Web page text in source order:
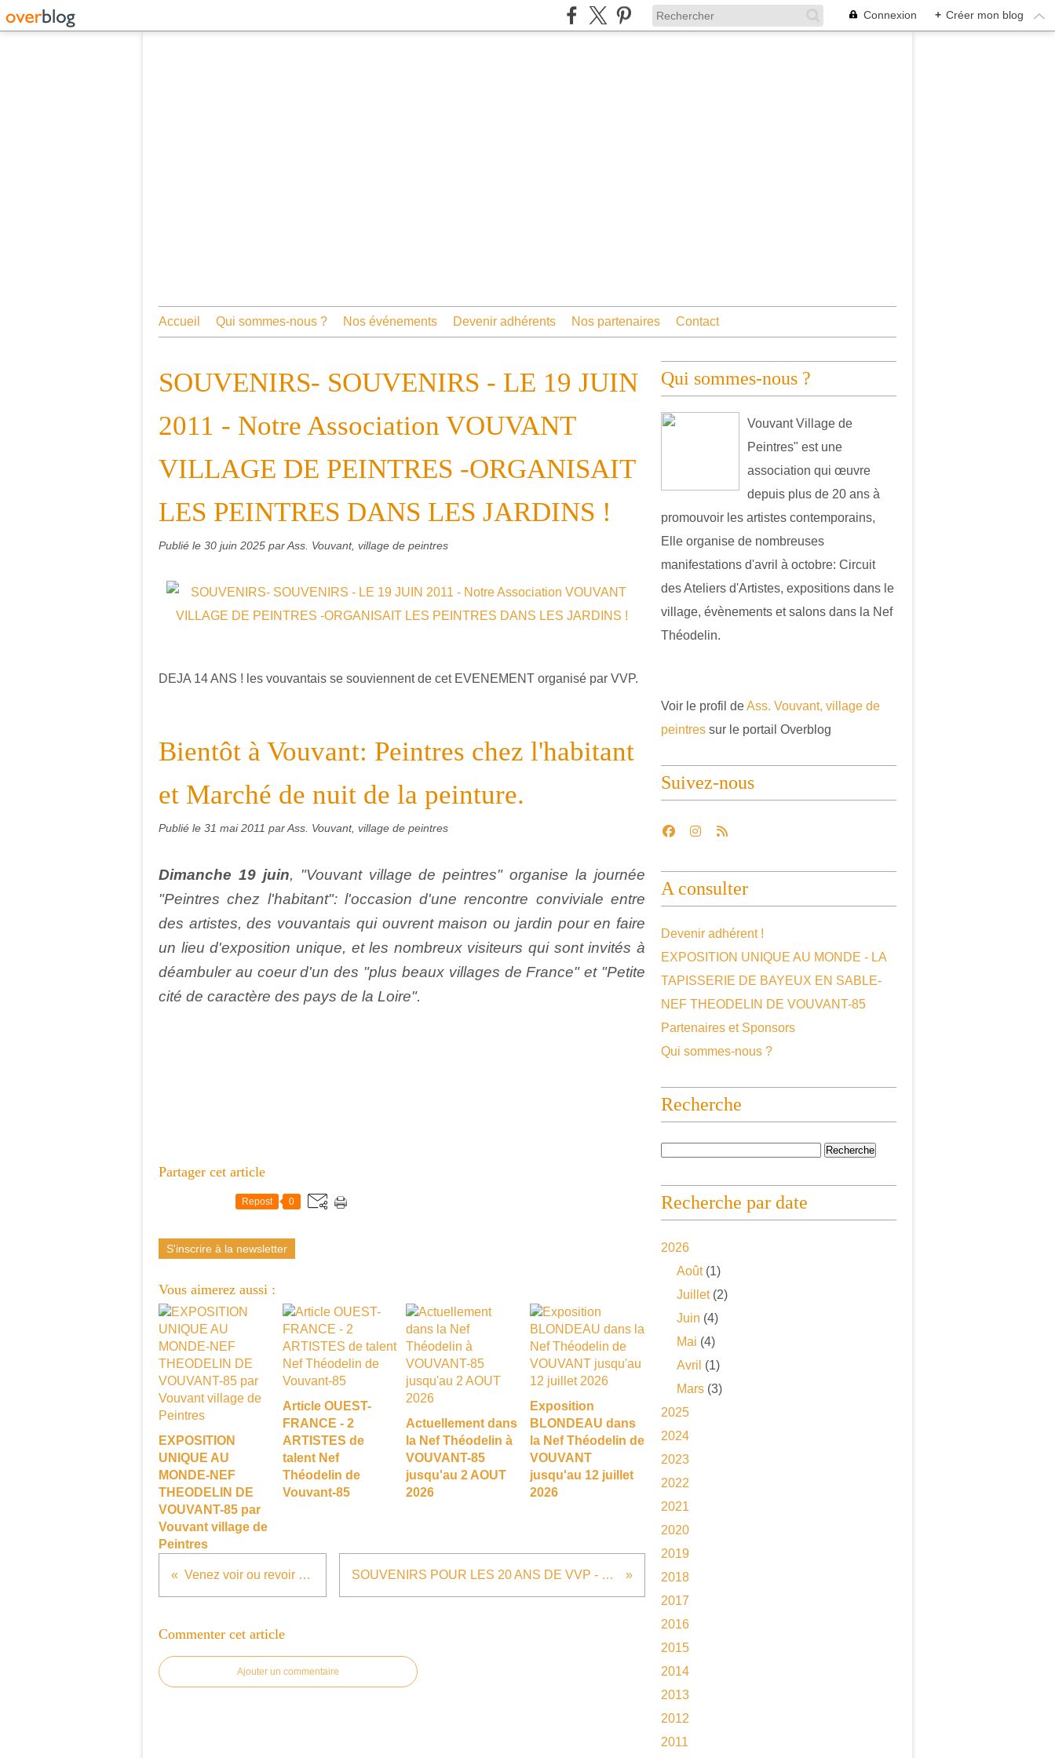
Connexion + Créer mon blog
Accueil Qui sommes-nous ? Nos événements Devenir adhérents Nos partenaires Contact
SOUVENIRS- SOUVENIRS - LE 19 JUIN
2011 - Notre Association VOUVANT
VILLAGE DE PEINTRES -ORGANISAIT
LES PEINTRES DANS LES JARDINS !
Publié le 30 juin 2025 par Ass. Vouvant, village de peintres
DEJA 14 ANS ! les vouvantais se souviennent de cet EVENEMENT organisé par VVP.
Bientôt à Vouvant: Peintres chez l'habitant
et Marché de nuit de la peinture.
Publié le 31 mai 2011 par Ass. Vouvant, village de peintres
Dimanche 19 juin, "Vouvant village de peintres" organise la journée
"Peintres chez l'habitant": l'occasion d'une rencontre conviviale entre
des artistes, des vouvantais qui ouvrent maison ou jardin pour en faire
un lieu d'exposition unique, et les nombreux visiteurs qui sont invités à
déambuler au coeur d'un des "plus beaux villages de France" et "Petite
cité de caractère des pays de la Loire".
Partager cet article
Repost 0
S'inscrire à la newsletter
Vous aimerez aussi :
EXPOSITION
UNIQUE AU
MONDE-NEF
THEODELIN DE
VOUVANT-85 par
Vouvant village de
Peintres
Article OUEST-
FRANCE - 2
ARTISTES de
talent Nef
Théodelin de
Vouvant-85
Actuellement dans
la Nef Théodelin à
VOUVANT-85
jusqu'au 2 AOUT
2026
Exposition
BLONDEAU dans
la Nef Théodelin de
VOUVANT
jusqu'au 12 juillet
2026
Venez voir ou revoir les oeuvres des Pionniers de l'Association SOUVENIRS POUR LES 20 ANS DE VVP - RETOUR SUR NOS EVENEMENTS - RETOUR D'ARCHIVES LE 17 JUIN 2011
Commenter cet article
Ajouter un commentaire
Qui sommes-nous ?
Vouvant Village de
Peintres" est une
association qui œuvre
depuis plus de 20 ans à
promouvoir les artistes contemporains,
Elle organise de nombreuses
manifestations d'avril à octobre: Circuit
des Ateliers d'Artistes, expositions dans le
village, évènements et salons dans la Nef
Théodelin.
Voir le profil deAss. Vouvant, village de
peintres sur le portail Overblog
Suivez-nous
A consulter
Devenir adhérent !
EXPOSITION UNIQUE AU MONDE - LA
TAPISSERIE DE BAYEUX EN SABLE-
NEF THEODELIN DE VOUVANT-85
Partenaires et Sponsors
Qui sommes-nous ?
Recherche
Recherche par date
2026
Août(1)
Juillet(2)
Juin (4)
Mai (4)
Avril (1)
Mars (3)
2025
2024
2023
2022
2021
2020
2019
2018
2017
2016
2015
2014
2013
2012
2011